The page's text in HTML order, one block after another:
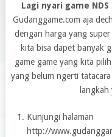
Lagi nyari game
Gudanggame.com aja
dengan harga yang super
kita bisa dapet banyak
game game yang kita
yang belum ngerti
Kunjungi halaman
http://